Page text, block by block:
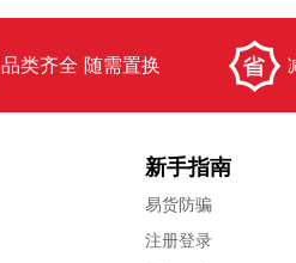
品类齐全 随需置换
新手指南
易货防骗
注册登录